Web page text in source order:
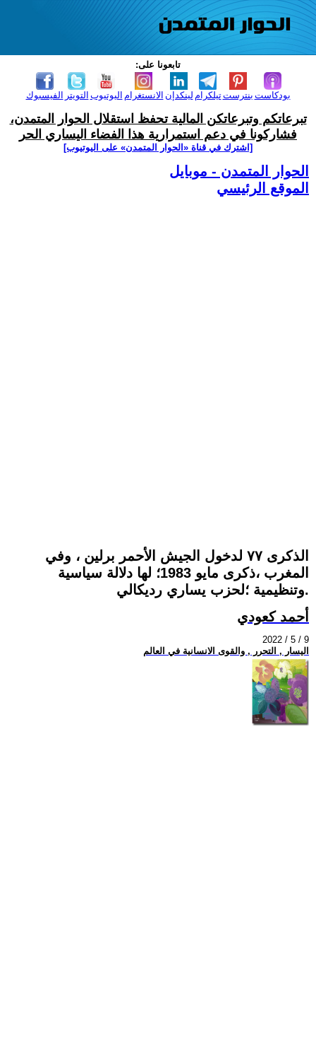
تابعونا على:
الفيسبوك التويتر اليوتيوب الانستغرام لينكدإن تيلكرامبنترست بودكاست
تبرعاتكم وتبرعاتكن المالية تحفظ استقلال الحوار المتمدن،
فشاركونا في دعم استمرارية هذا الفضاء اليساري الحر
[اشترك في قناة ‫«الحوار المتمدن» على اليوتيوب]
الحوار المتمدن - موبايل
الموقع الرئيسي
الذكرى ٧٧ لدخول الجيش الأحمر برلين ، وفي
المغرب ،ذكرى مايو 1983؛ لها دلالة سياسية
وتنظيمية ؛لحزب يساري رديكالي.
أحمد كعودي
2022 / 5 / 9
اليسار , التحرر , والقوى الانسانية في العالم